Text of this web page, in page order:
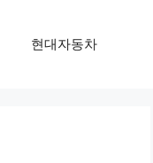
현대자동차